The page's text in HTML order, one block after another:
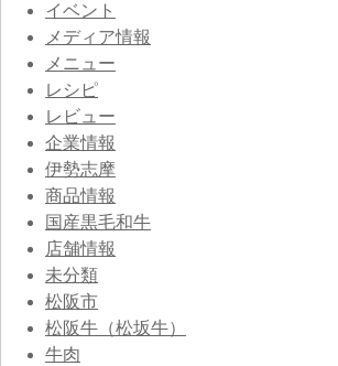
イベント
メディア情報
メニュー
レシピ
レビュー
企業情報
伊勢志摩
商品情報
国産黒毛和牛
店舗情報
未分類
松阪市
松阪牛（松坂牛）
牛肉